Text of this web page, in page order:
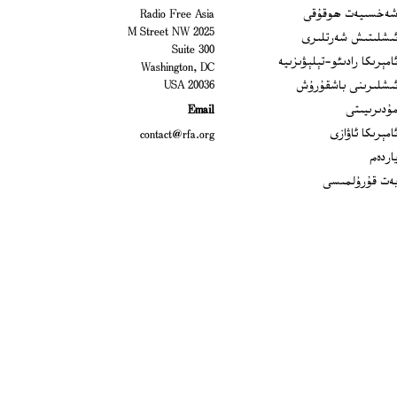
شەخسىيەت ھوقۇقى
ئىشلىتىش شەرتلىرى
ئامېرىكا رادىئو-تېلېۋىزىيە
ئىشلىرىنى باشقۇرۇش
مۇدىرىيىتى
ئامېرىكا ئاۋازى
ياردەم
بەت قۇرۇلمىسى
Radio Free Asia
2025 M Street NW
Suite 300
Washington, DC
20036 USA
Email
contact@rfa.org